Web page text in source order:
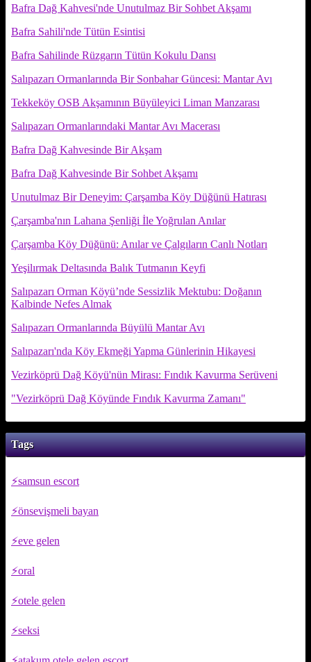
Bafra Dağ Kahvesi'nde Unutulmaz Bir Sohbet Akşamı
Bafra Sahili'nde Tütün Esintisi
Bafra Sahilinde Rüzgarın Tütün Kokulu Dansı
Salıpazarı Ormanlarında Bir Sonbahar Güncesi: Mantar Avı
Tekkeköy OSB Akşamının Büyüleyici Liman Manzarası
Salıpazarı Ormanlarındaki Mantar Avı Macerası
Bafra Dağ Kahvesinde Bir Akşam
Bafra Dağ Kahvesinde Bir Sohbet Akşamı
Unutulmaz Bir Deneyim: Çarşamba Köy Düğünü Hatırası
Çarşamba'nın Lahana Şenliği İle Yoğrulan Anılar
Çarşamba Köy Düğünü: Anılar ve Çalgıların Canlı Notları
Yeşilırmak Deltasında Balık Tutmanın Keyfi
Salıpazarı Orman Köyü’nde Sessizlik Mektubu: Doğanın
Kalbinde Nefes Almak
Salıpazarı Ormanlarında Büyülü Mantar Avı
Salıpazarı'nda Köy Ekmeği Yapma Günlerinin Hikayesi
Vezirköprü Dağ Köyü'nün Mirası: Fındık Kavurma Serüveni
"Vezirköprü Dağ Köyünde Fındık Kavurma Zamanı"
Tags
samsun escort
önsevişmeli bayan
eve gelen
oral
otele gelen
seksi